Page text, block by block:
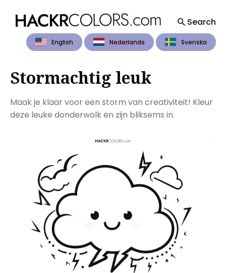
Search
English Nederlands Svenska
Search
Blog
Stormachtig leuk
Maak je klaar voor een storm van creativiteit! Kleur
deze leuke donderwolk en zijn bliksems in.